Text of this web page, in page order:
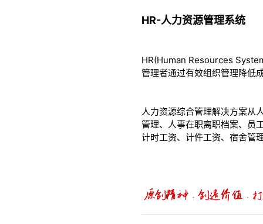
HR-人力资源管理系统
HR(Human Resources
管理者通过有效组织管理降低
人力资源综合管理解决方案从
管理、人事在职离职档案、员
计时工资、计件工资、宿舍管